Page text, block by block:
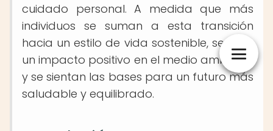
cuidado personal. A medida que más
individuos se suman a esta transición
hacia un estilo de vida sostenible, se crea
un impacto positivo en el medio ambiente
y se sientan las bases para un futuro más
saludable y equilibrado.